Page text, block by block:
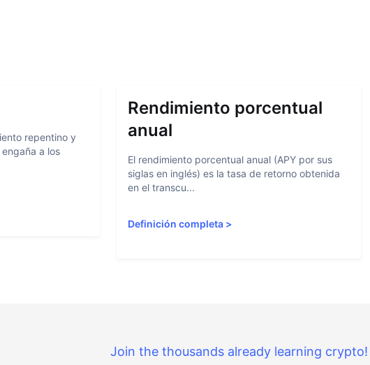
repentino y
a los
Rendimiento porcentual
anual
El rendimiento porcentual anual (APY por sus
siglas en inglés) es la tasa de retorno obtenida
en el transcu...
Definición completa >
Join the thousands already learning crypto!